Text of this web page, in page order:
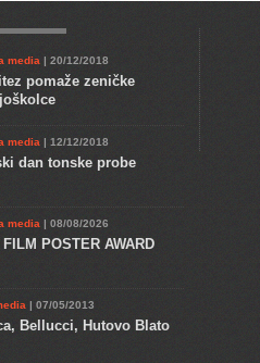
media | 20/12/2018
pomaže zeničke
media | 12/12/2018
dan tonske probe
media | 08/08/2026
FILM POSTER AWARD
| 07/05/2013
Bellucci, Hutovo Blato